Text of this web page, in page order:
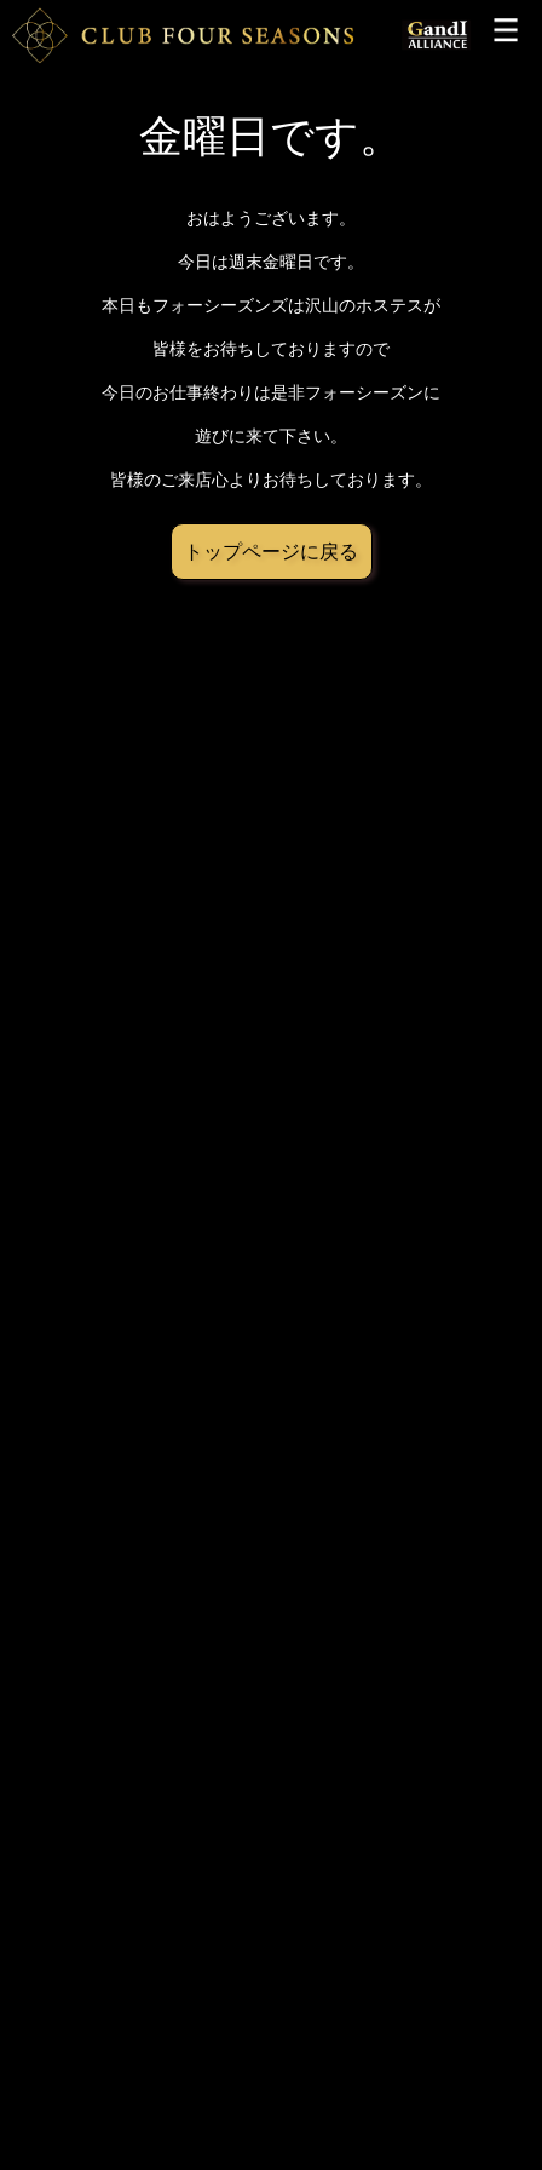
金曜日です。
おはようございます。
今日は週末金曜日です。
本日もフォーシーズンズは沢山のホステスが
皆様をお待ちしておりますので
今日のお仕事終わりは是非フォーシーズンに
遊びに来て下さい。
皆様のご来店心よりお待ちしております。
トップページに戻る